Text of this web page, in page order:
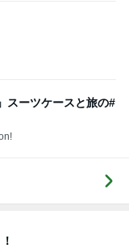
スーツケースと旅の#
on!